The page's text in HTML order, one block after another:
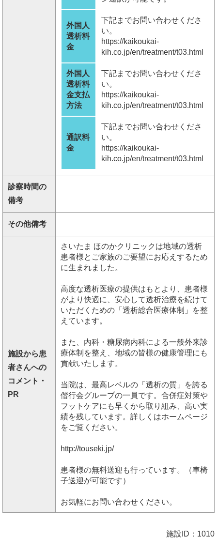
外国人
透析料
金
下記までお問い合わせくださ
い。
https://kaikoukai-
kih.co.jp/en/treatment/t03.html
外国人
透析料
金支払
方法
下記までお問い合わせくださ
い。
https://kaikoukai-
kih.co.jp/en/treatment/t03.html
通訳料
金
下記までお問い合わせくださ
い。
https://kaikoukai-
kih.co.jp/en/treatment/t03.html
診察時間の
備考
その他備考
施設から患
者さんへの
コメント・
PR
さいたま ほのかクリニックは地域の透析
患者様とご家族のご要望にお応えするため
に生まれました。
高度な透析医療の提供はもとより、患者様
がより快適に、安心して透析治療を続けて
いただくための「透析総合医療体制」を整
えています。
また、内科・糖尿病内科による一般外来診
療体制を整え、地域の皆様の健康管理にも
貢献いたします。
当院は、最高レベルの「透析の質」を誇る
偕行会グループの一員です。合併症対策や
フットケアにも早くから取り組み、高い実
績を残しています。詳しくはホームページ
をご覧ください。
http://touseki.jp/
患者様の無料送迎も行っています。（車椅
子送迎が可能です）
お気軽にお問い合わせください。
施設ID：1010